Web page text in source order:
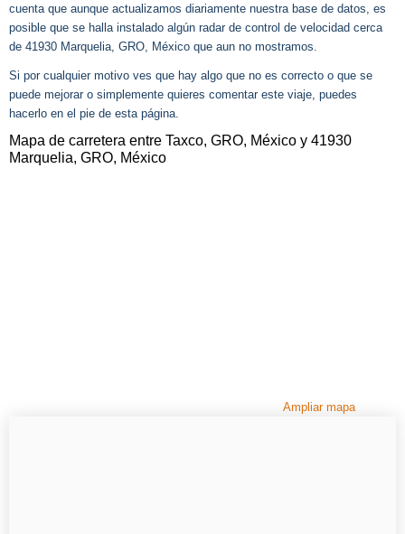
cuenta que aunque actualizamos diariamente nuestra base de datos, es
posible que se halla instalado algún radar de control de velocidad cerca
de 41930 Marquelia, GRO, México que aun no mostramos.
Si por cualquier motivo ves que hay algo que no es correcto o que se
puede mejorar o simplemente quieres comentar este viaje, puedes
hacerlo en el pie de esta página.
Mapa de carretera entre Taxco, GRO, México y 41930
Marquelia, GRO, México
Ampliar mapa